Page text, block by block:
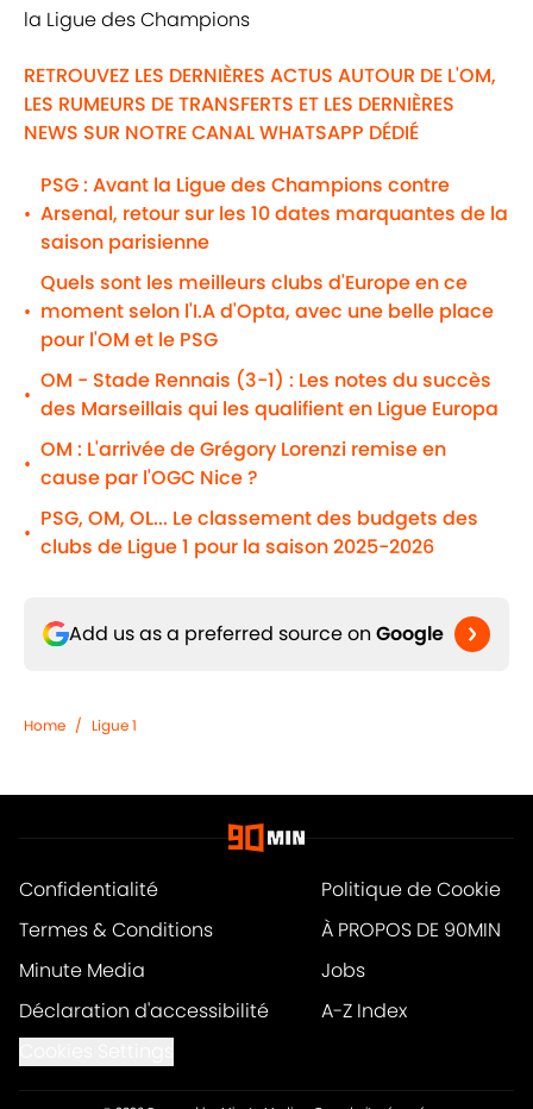
la Ligue des Champions
RETROUVEZ LES DERNIÈRES ACTUS AUTOUR DE L'OM,
LES RUMEURS DE TRANSFERTS ET LES DERNIÈRES
NEWS SUR NOTRE CANAL WHATSAPP DÉDIÉ
•
PSG : Avant la Ligue des Champions contre
Arsenal, retour sur les 10 dates marquantes de la
saison parisienne
•
Quels sont les meilleurs clubs d'Europe en ce
moment selon l'I.A d'Opta, avec une belle place
pour l'OM et le PSG
•
OM - Stade Rennais (3-1) : Les notes du succès
des Marseillais qui les qualifient en Ligue Europa
•
OM : L'arrivée de Grégory Lorenzi remise en
cause par l'OGC Nice ?
•
PSG, OM, OL... Le classement des budgets des
clubs de Ligue 1 pour la saison 2025-2026
Add us as a preferred source on Google
Home / Ligue 1
Confidentialité
Politique de Cookie
Termes & Conditions
À PROPOS DE 90MIN
Minute Media
Jobs
Déclaration d'accessibilité
A-Z Index